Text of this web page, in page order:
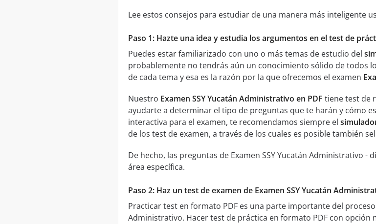
Lee estos consejos para estudiar de una manera más inteligente
Paso 1: Hazte una idea y estudia los argumentos en el test de
Puedes estar familiarizado con uno o más temas de estudio del
probablemente no tendrás aún un conocimiento sólido de todos
de cada tema y esa es la razón por la que ofrecemos el examen
Nuestro Examen SSY Yucatán Administrativo en PDF tiene test de
ayudarte a determinar el tipo de preguntas que te harán y cómo
interactiva para el examen, te recomendamos siempre el
de los test de examen, a través de los cuales es posible también
De hecho, las preguntas de Examen SSY Yucatán Administrativo
área específica.
Paso 2: Haz un test de examen de Examen SSY Yucatán
Practicar test en formato PDF es una parte importante del
Administrativo. Hacer test de práctica en formato PDF con